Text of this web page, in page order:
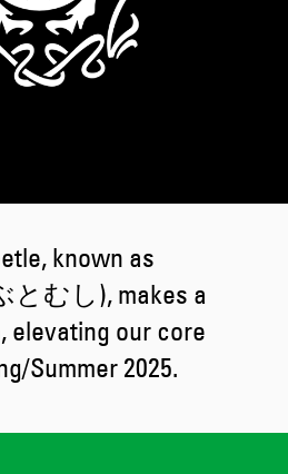
known as
とむし), makes a
elevating our core
Summer 2025.